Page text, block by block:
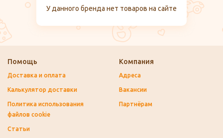
У данного бренда нет товаров на сайте
Помощь
Доставка и оплата
Калькулятор доставки
Политика использования
файлов cookie
Статьи
Компания
Адреса
Вакансии
Партнёрам